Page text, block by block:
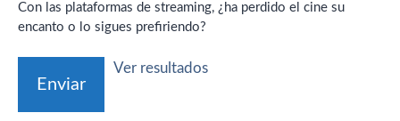
Con las plataformas de streaming, ¿ha perdido el cine su
encanto o lo sigues prefiriendo?
Ver resultados